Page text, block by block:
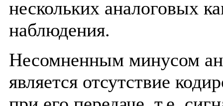
нескольких аналоговых
наблюдения.
Несомненным минусом
является отсутствие